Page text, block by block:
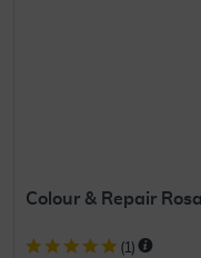
Colour & Repair
(1)